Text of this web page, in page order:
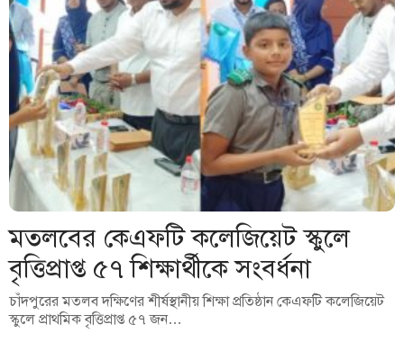
মতলবের কেএফটি কলেজিয়েট স্কুলে
বৃত্তিপ্রাপ্ত ৫৭ শিক্ষার্থীকে সংবর্ধনা
চাঁদপুরের মতলব দক্ষিণের শীর্ষস্থানীয় শিক্ষা প্রতিষ্ঠান কেএফটি কলেজিয়েট
স্কুলে প্রাথমিক বৃত্তিপ্রাপ্ত ৫৭ জন…